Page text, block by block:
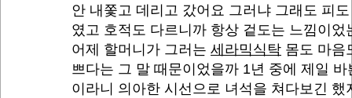
안 내쫓고 데리고 갔어요 그러냐 그래도 피
였고 호적도 다르니까 항상 겉도는 느낌이었
어제 할머니가 그러는 세라믹식탁 몸도 마음
쁘다는 그 말 때문이었을까 1년 중에 제일 바
이라니 의아한 시선으로 녀석을 쳐다보긴 했